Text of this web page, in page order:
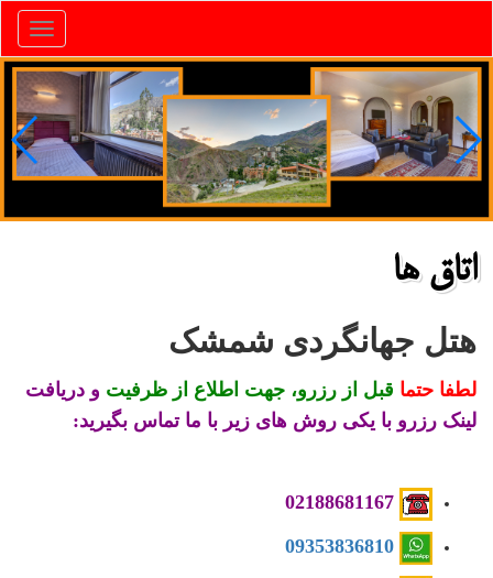
اتاق ها
هتل جهانگردی شمشک
لطفا حتما قبل از رزرو، جهت اطلاع از ظرفیت و دریافت
لینک رزرو با یکی روش های زیر با ما تماس بگیرید:
681167
09353836810